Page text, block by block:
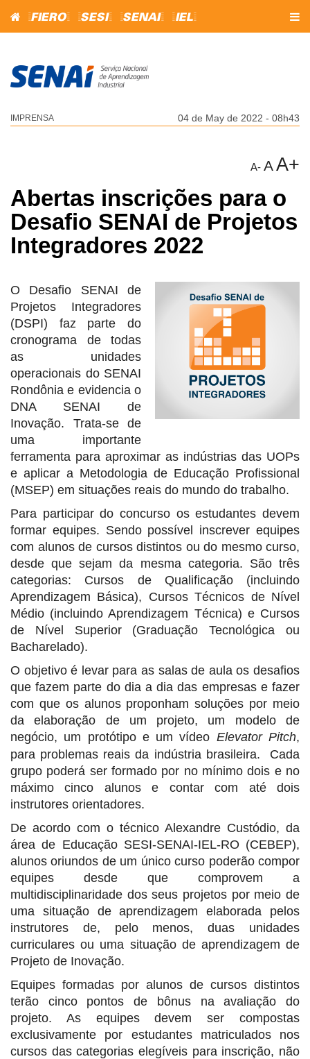
=FIERO= =SESI= =SENAI= =IEL=
IMPRENSA 04 de May de 2022 - 08h43
A- AA+
Abertas inscrições para o
Desafio SENAI de Projetos
Integradores 2022
O Desafio SENAI de
Projetos Integradores
(DSPI) faz parte do
cronograma de todas
as unidades
operacionais do SENAI
Rondônia e evidencia o
DNA SENAI de
Inovação. Trata-se de
uma importante
ferramenta para aproximar as indústrias das UOPs
e aplicar a Metodologia de Educação Profissional
(MSEP) em situações reais do mundo do trabalho.
Para participar do concurso os estudantes devem
formar equipes. Sendo possível inscrever equipes
com alunos de cursos distintos ou do mesmo curso,
desde que sejam da mesma categoria. São três
categorias: Cursos de Qualificação (incluindo
Aprendizagem Básica), Cursos Técnicos de Nível
Médio (incluindo Aprendizagem Técnica) e Cursos
de Nível Superior (Graduação Tecnológica ou
Bacharelado).
O objetivo é levar para as salas de aula os desafios
que fazem parte do dia a dia das empresas e fazer
com que os alunos proponham soluções por meio
da elaboração de um projeto, um modelo de
negócio, um protótipo e um vídeo Elevator Pitch,
para problemas reais da indústria brasileira. Cada
grupo poderá ser formado por no mínimo dois e no
máximo cinco alunos e contar com até dois
instrutores orientadores.
De acordo com o técnico Alexandre Custódio, da
área de Educação SESI-SENAI-IEL-RO (CEBEP),
alunos oriundos de um único curso poderão compor
equipes desde que comprovem a
multidisciplinaridade dos seus projetos por meio de
uma situação de aprendizagem elaborada pelos
instrutores de, pelo menos, duas unidades
curriculares ou uma situação de aprendizagem de
Projeto de Inovação.
Equipes formadas por alunos de cursos distintos
terão cinco pontos de bônus na avaliação do
projeto. As equipes devem ser compostas
exclusivamente por
estudantes
matriculados nos
cursos das categorias elegíveis para inscrição, não